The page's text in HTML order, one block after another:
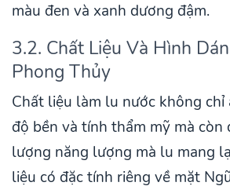
màu đen và xanh dương đậm.
3.2. Chất Liệu Và Hình
Phong Thủy
Chất liệu làm lu nước không chỉ
độ bền và tính thẩm mỹ mà
lượng năng lượng mà lu mang
liệu có đặc tính riêng về mặt